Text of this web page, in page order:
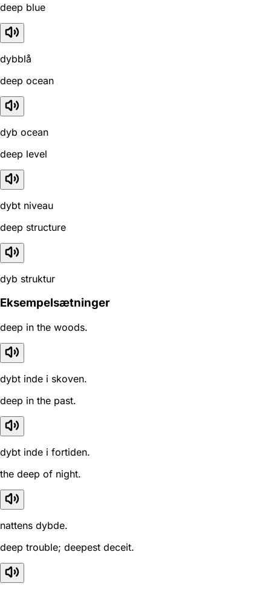
deep blue
dybblå
deep ocean
dyb ocean
deep level
dybt niveau
deep structure
dyb struktur
Eksempelsætninger
deep in the woods.
dybt inde i skoven.
deep in the past.
dybt inde i fortiden.
the deep of night.
nattens dybde.
deep trouble; deepest deceit.